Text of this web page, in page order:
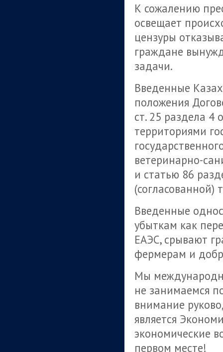
К сожалению
освещает
цензуры
граждане
задачи.
Введенные
положения
ст. 25 раздела
территориями
ветеринарно-
и статью 86
(согласованной)
Введенные
убыткам как
ЕАЭС, срывают
фермерам и
Мы
не занимаемся
внимание
является
экономические
первом месте!